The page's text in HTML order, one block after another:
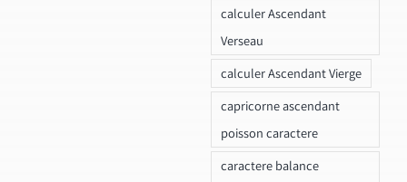
calculer Ascendant
Verseau
calculer Ascendant Vierge
capricorne ascendant
poisson caractere
caractere balance